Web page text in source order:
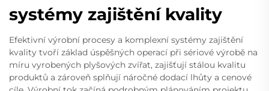
systémy zajištění kvality
Efektivní výrobní procesy a komplexní systémy zajištění
kvality tvoří základ úspěšných operací při sériové výrobě na
míru vyrobených plyšových zvířat, zajišťují stálou kvalitu
produktů a zároveň splňují náročné dodací lhůty a cenové